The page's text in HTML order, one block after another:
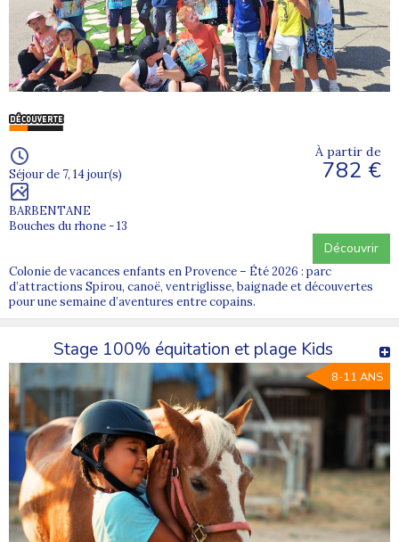
Séjour de 7, 14 jour(s)
BARBENTANE
Bouches du rhone - 13
À partir de
782 €
Découvrir
Colonie de vacances enfants en Provence – Été 2026 : parc
d’attractions Spirou, canoë, ventriglisse, baignade et découvertes
pour une semaine d’aventures entre copains.
Stage 100% équitation et plage Kids
8-11 ANS